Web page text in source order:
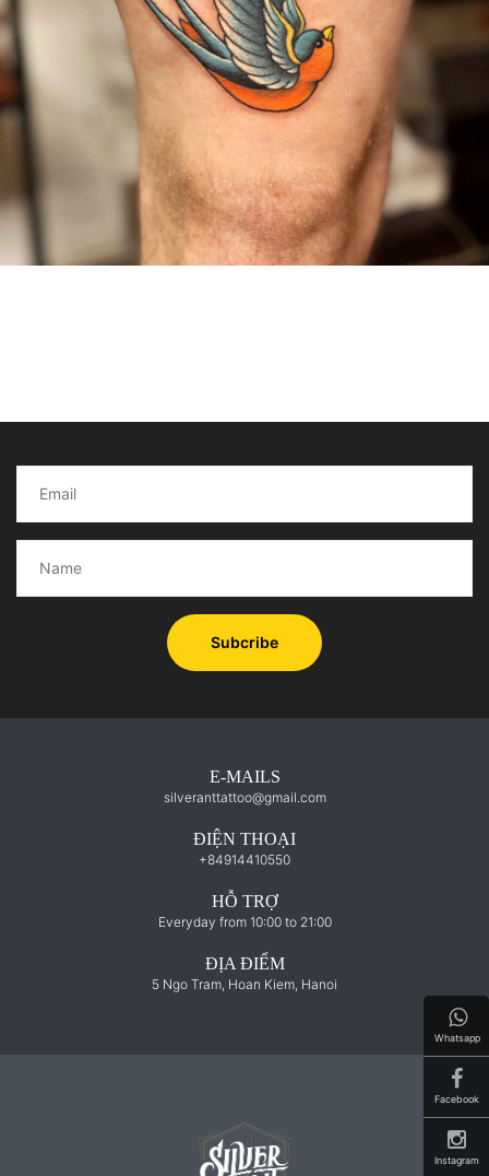
Subcribe
E-MAILS
silveranttattoo@gmail.com
ĐIỆN THOẠI
+84914410550
HỖ TRỢ
Everyday from 10:00 to 21:00
ĐỊA ĐIỂM
5 Ngo Tram, Hoan Kiem, Hanoi
Whatsapp
Facebook
Instagram